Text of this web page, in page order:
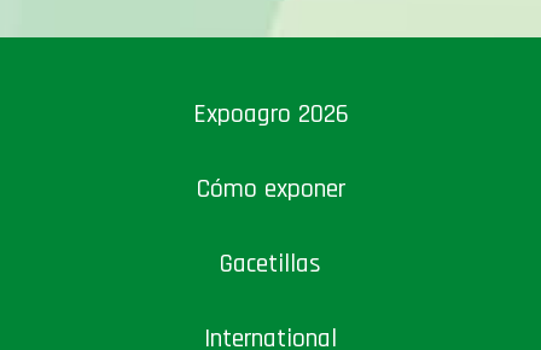
Expoagro 2026
Cómo exponer
Gacetillas
International